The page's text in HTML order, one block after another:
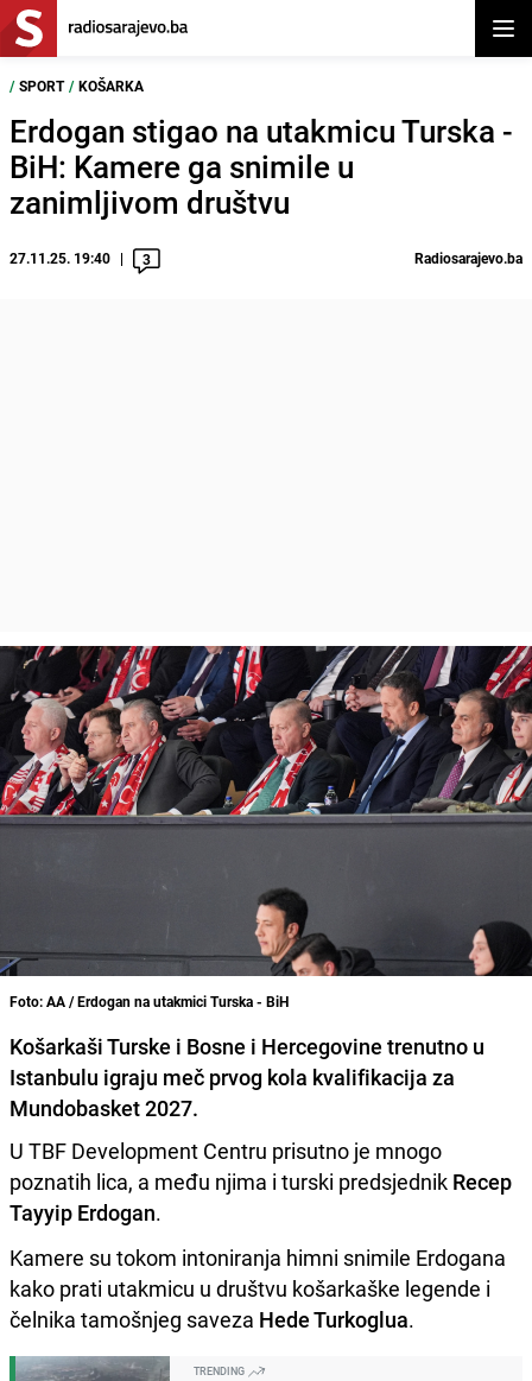
/ SPORT / KOŠARKA
Erdogan stigao na utakmicu Turska -
BiH: Kamere ga snimile u
zanimljivom društvu
27.11.25. 19:40 3 Radiosarajevo.ba
Foto: AA / Erdogan na utakmici Turska - BiH
Košarkaši Turske i Bosne i Hercegovine trenutno u
Istanbulu igraju meč prvog kola kvalifikacija za
Mundobasket 2027.
U TBF Development Centru prisutno je mnogo
poznatih lica, a među njima i turski predsjednik Recep
Tayyip Erdogan.
Kamere su tokom intoniranja himni snimile Erdogana
kako prati utakmicu u društvu košarkaške legende i
čelnika tamošnjeg saveza Hede Turkoglua.
TRENDING